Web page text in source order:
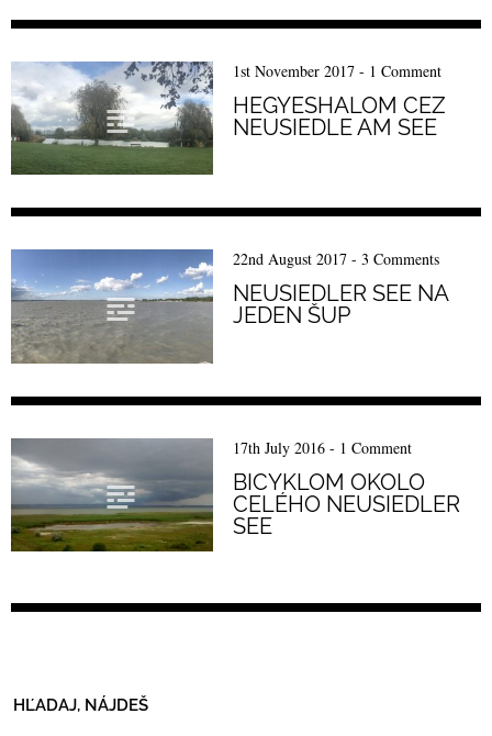
1st November 2017 - 1 Comment
HEGYESHALOM CEZ
NEUSIEDLE AM SEE
22nd August 2017 - 3 Comments
NEUSIEDLER SEE NA
JEDEN ŠUP
17th July 2016 - 1 Comment
BICYKLOM OKOLO
CELÉHO NEUSIEDLER
SEE
HĽADAJ, NÁJDEŠ